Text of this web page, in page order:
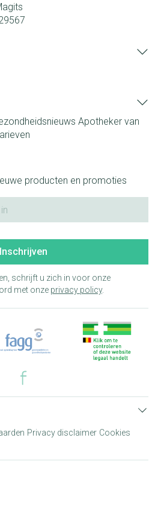
Apotheker van
producten en promoties
Inschrijven
schrijft u zich in voor onze
met onze privacy policy.
Privacy disclaimer Cookies